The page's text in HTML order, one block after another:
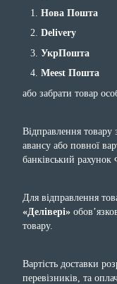
Нова Пошта
Delivery
УкрПошта
Meest Пошта
або забрати товар
Відправлення товару
авансу або повної
банківський
Для відправлення
«Делівері»
товару.
Вартість доставки
перевізників, та